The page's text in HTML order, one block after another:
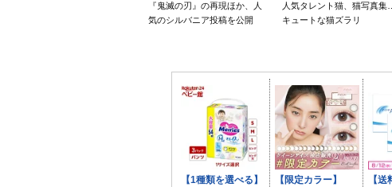
『鬼滅の刃』の再現ほか、人
気のシルバニア投稿を公開
人気タレント猫、猫写真集…
キュートな猫ズラリ